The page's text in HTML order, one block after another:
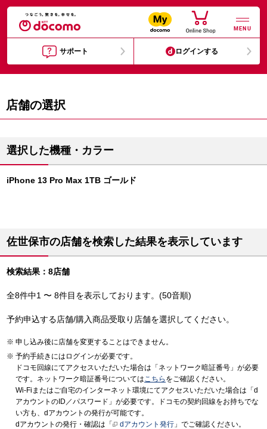
MENU
サポート ログインする
店舗の選択
選択した機種・カラー
iPhone 13 Pro Max 1TB ゴールド
佐世保市の店舗を検索した結果を表示しています
検索結果：8店舗
全8件中1 〜 8件目を表示しております。(50音順)
予約申込する店舗/購入商品受取り店舗を選択してください。
申し込み後に店舗を変更することはできません。
予約手続きにはログインが必要です。
ドコモ回線にてアクセスいただいた場合は「ネットワーク暗証番号」が必要
です。ネットワーク暗証番号についてはこちら をご確認ください。
Wi-Fiまたはご自宅のインターネット環境にてアクセスいただいた場合は「d
アカウントのID／パスワード」が必要です。ドコモの契約回線をお持ちでな
い方も、dアカウントの発行が可能です。
dアカウントの発行・確認は「
dアカウント発行 」でご確認ください。